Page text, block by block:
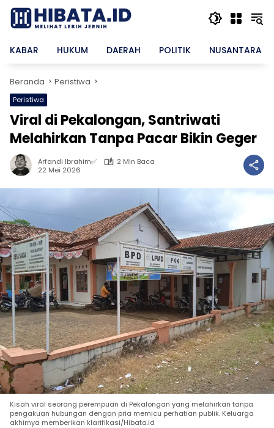
Langsung
konten
KABAR
HUKUM DAERAH POLITIK NUSANTARA
Beranda Peristiwa
Peristiwa
Viral di Pekalongan, Santriwati
Melahirkan Tanpa Pacar Bikin Geger
Arfandi Ibrahim✅
2 Min Baca
22 Mei 2026
Kisah viral seorang perempuan di Pekalongan yang melahirkan tanpa
pengakuan hubungan dengan pria memicu perhatian publik. Keluarga
akhirnya memberikan klarifikasi/Hibata.id